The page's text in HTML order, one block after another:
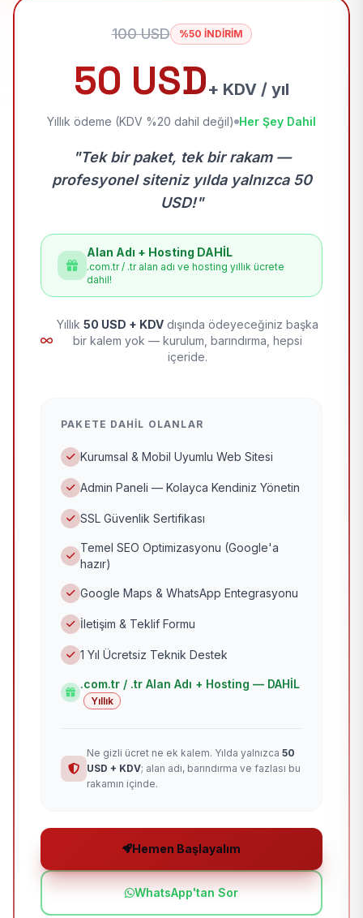
100 USD %50 İNDİRİM
50 USD+ KDV / yıl
Yıllık ödeme (KDV %20 dahil değil) Her Şey Dahil
"Tek bir paket, tek bir rakam —
profesyonel siteniz yılda yalnızca 50
USD!"
Alan Adı + Hosting DAHİL
.com.tr / .tr alan adı ve hosting yıllık ücrete
dahil!
Yıllık 50 USD + KDV dışında ödeyeceğiniz başka
bir kalem yok — kurulum, barındırma, hepsi
içeride.
PAKETE DAHIL OLANLAR
Kurumsal & Mobil Uyumlu Web Sitesi
Admin Paneli — Kolayca Kendiniz Yönetin
SSL Güvenlik Sertifikası
Temel SEO Optimizasyonu (Google'a
hazır)
Google Maps & WhatsApp Entegrasyonu
İletişim & Teklif Formu
1 Yıl Ücretsiz Teknik Destek
.com.tr / .tr Alan Adı + Hosting — DAHİL
Yıllık
Ne gizli ücret ne ek kalem. Yılda yalnızca 50
USD + KDV; alan adı, barındırma ve fazlası bu
rakamın içinde.
Hemen Başlayalım
WhatsApp'tan Sor